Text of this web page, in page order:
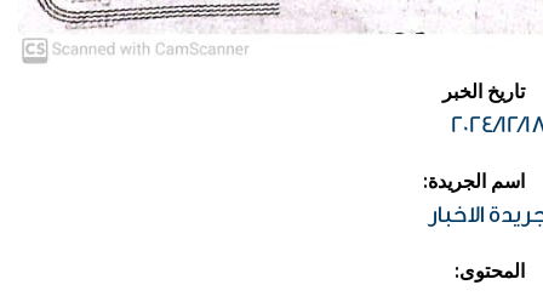
تاريخ الخبر
2024/12/
:اسم الجريدة
الاخبار
:المحتوى